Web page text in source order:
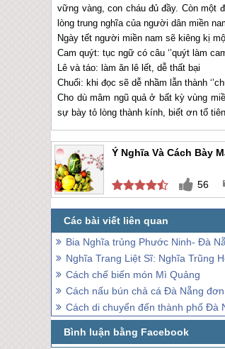
vững vàng, con cháu đủ đầy. Còn một
lòng trung nghĩa của người dân miền
Ngày tết người miền nam sẽ kiêng kị
Cam quýt: tục ngữ có câu ‘’quýt làm cam
Lê và táo: làm ăn lê lết, dễ thất bại
Chuối: khi đọc sẽ dễ nhầm lẫn thành
Cho dù mâm ngũ quả ở bất kỳ vùng
sự bày tỏ lòng thành kính, biết ơn tổ
Ý Nghĩa Và Cách Bày
56
Bia Nghĩa trủng Phước Ninh- Đà
Nghĩa Trang Liệt Sĩ: Nghĩa Trũng
Cách chế biến món Mì Quảng
Cách nấu bún chả cá Đà Nẵng
Cách di chuyển đến thành phố Đà